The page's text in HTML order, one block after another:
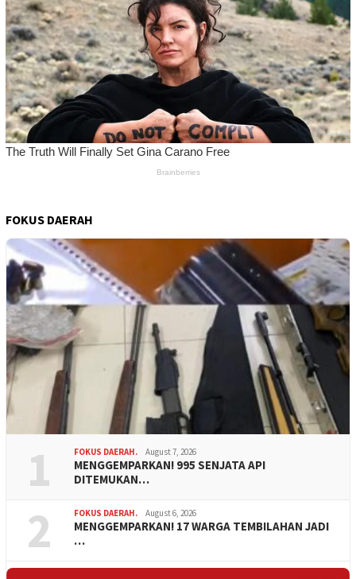
FOKUS DAERAH
1 FOKUS DAERAH. August 7, 2026
MENGGEMPARKAN! 995 SENJATA API
DITEMUKAN…
2 FOKUS DAERAH. August 6, 2026
MENGGEMPARKAN! 17 WARGA TEMBILAHAN JADI
…